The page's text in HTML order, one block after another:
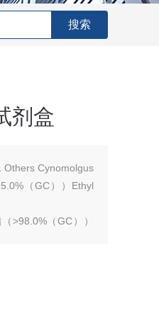
剂盒
Others Cynomolgus
（GC））Ethyl
>98.0%（GC））